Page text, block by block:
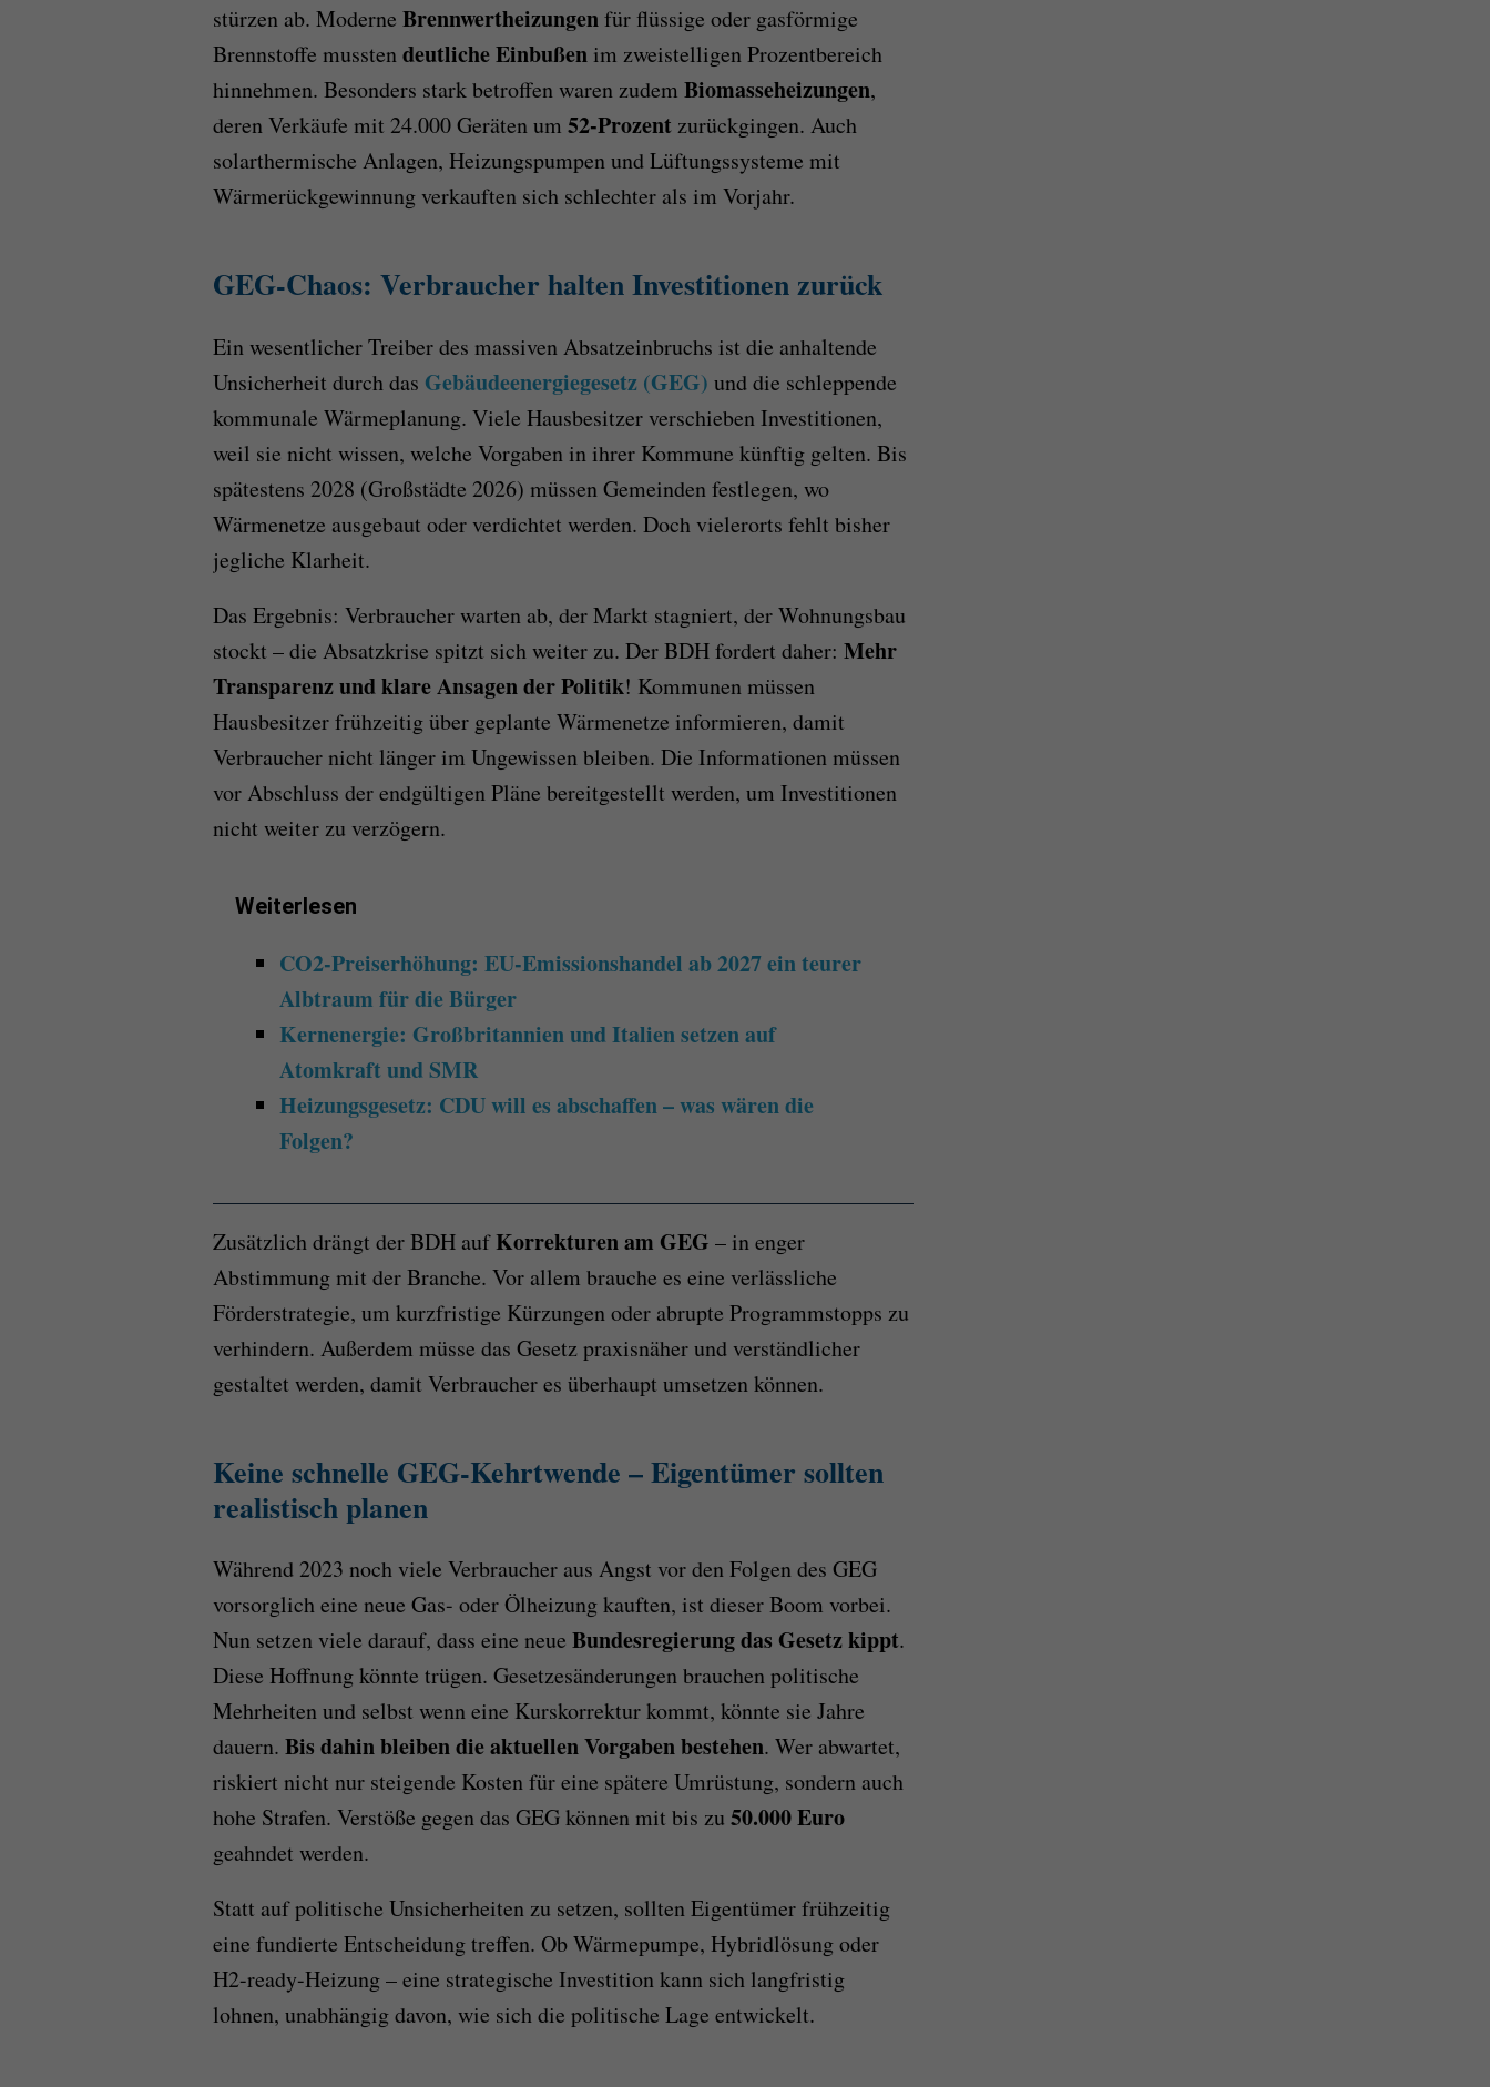
stürzen ab. Moderne Brennwertheizungenfür flüssige oder gasförmige
Brennstoffe musstendeutliche Einbußenim zweistelligen Prozentbereich
hinnehmen. Besonders stark betroffen waren zudem Biomasseheizungen,
deren Verkäufe mit 24.000 Geräten um 52-Prozentzurückgingen. Auch
solarthermische Anlagen, Heizungspumpen und Lüftungssysteme mit
Wärmerückgewinnung verkauften sich schlechter als im Vorjahr.
GEG-Chaos: Verbraucher halten Investitionen zurück
Ein wesentlicher Treiber des massiven Absatzeinbruchs ist die anhaltende
Unsicherheit durch das Gebäudeenergiegesetz (GEG) und die schleppende
kommunale Wärmeplanung. Viele Hausbesitzer verschieben Investitionen,
weil sie nicht wissen, welche Vorgaben in ihrer Kommune künftig gelten. Bis
spätestens 2028 (Großstädte 2026) müssen Gemeinden festlegen, wo
Wärmenetze ausgebaut oder verdichtet werden. Doch vielerorts fehlt bisher
jegliche Klarheit.
Das Ergebnis: Verbraucher warten ab, der Markt stagniert, der Wohnungsbau
stockt – die Absatzkrise spitzt sich weiter zu. Der BDH fordert daher: Mehr
Transparenz und klare Ansagen der Politik! Kommunen müssen
Hausbesitzer frühzeitig über geplante Wärmenetze informieren, damit
Verbraucher nicht länger im Ungewissen bleiben. Die Informationen müssen
vor Abschluss der endgültigen Pläne bereitgestellt werden, um Investitionen
nicht weiter zu verzögern.
Weiterlesen
CO2-Preiserhöhung: EU-Emissionshandel ab 2027 ein teurer
Albtraum für die Bürger
Kernenergie: Großbritannien und Italien setzen auf
Atomkraft und SMR
Heizungsgesetz: CDU will es abschaffen – was wären die
Folgen?
Zusätzlich drängt der BDH aufKorrekturen am GEG – in enger
Abstimmung mit der Branche. Vor allem brauche es eine verlässliche
Förderstrategie, um kurzfristige Kürzungen oder abrupte Programmstopps zu
verhindern. Außerdem müsse das Gesetz praxisnäher und verständlicher
gestaltet werden, damit Verbraucher es überhaupt umsetzen können.
Keine schnelle GEG-Kehrtwende – Eigentümer sollten
realistisch planen
Während 2023 noch viele Verbraucher aus Angst vor den Folgen des GEG
vorsorglich eine neue Gas- oder Ölheizung kauften, ist dieser Boom vorbei.
Nun setzen viele darauf, dass eine neue Bundesregierung das Gesetz kippt.
Diese Hoffnung könnte trügen. Gesetzesänderungen brauchen politische
Mehrheiten und selbst wenn eine Kurskorrektur kommt, könnte sie Jahre
dauern. Bis dahin bleiben die aktuellen Vorgaben bestehen. Wer abwartet,
riskiert nicht nur steigende Kosten für eine spätere Umrüstung, sondern auch
hohe Strafen. Verstöße gegen das GEG können mit bis zu 50.000 Euro
geahndet werden.
Statt auf politische Unsicherheiten zu setzen, sollten Eigentümer frühzeitig
eine fundierte Entscheidung treffen. Ob Wärmepumpe, Hybridlösung oder
H2-ready-Heizung – eine strategische Investition kann sich langfristig
lohnen, unabhängig davon, wie sich die politische Lage entwickelt.